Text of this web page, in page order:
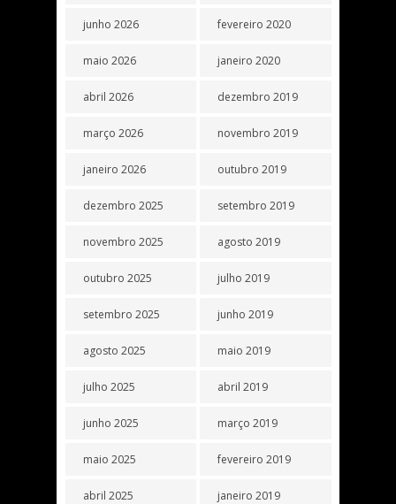
junho 2026
maio 2026
abril 2026
março 2026
janeiro 2026
dezembro 2025
novembro 2025
outubro 2025
setembro 2025
agosto 2025
julho 2025
junho 2025
maio 2025
abril 2025
fevereiro 2020
janeiro 2020
dezembro 2019
novembro 2019
outubro 2019
setembro 2019
agosto 2019
julho 2019
junho 2019
maio 2019
abril 2019
março 2019
fevereiro 2019
janeiro 2019